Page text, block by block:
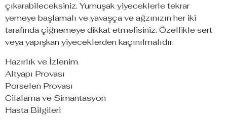
Hazırlık ve İzlenim
Altyapı Provası
Porselen Provası
Cilalama ve Simantasyon
Hasta Bilgileri
çıkarabileceksiniz. Yumuşak yiyeceklerle tekrar
yemeye başlamalı ve yavaşça ve ağzınızın her iki
tarafında çiğnemeye dikkat etmelisiniz. Özellikle sert
veya yapışkan yiyeceklerden kaçınılmalıdır.